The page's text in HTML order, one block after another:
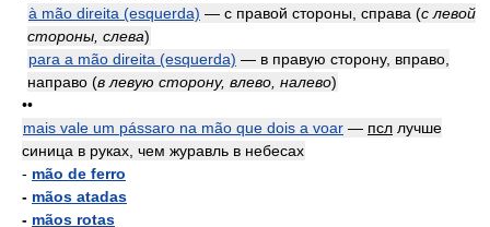
à mão direita (esquerda) — с правой стороны, справа (с левой
стороны, слева)
para a mão direita (esquerda) — в правую сторону, вправо,
направо (в левую сторону, влево, налево)
••
mais vale um pássaro na mão que dois a voar — псл лучше
синица в руках, чем журавль в небесах
- mão de ferro
- mãos atadas
- mãos rotas